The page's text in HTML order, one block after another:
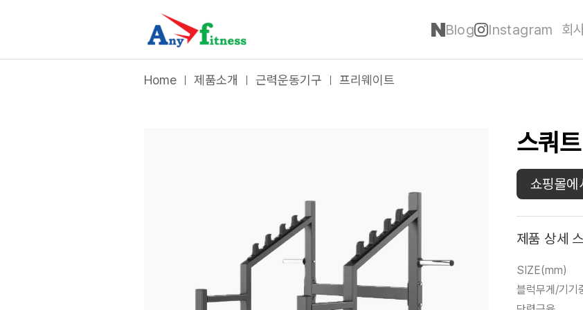
프리웨이트|스쿼트 랙- 애니휘트니스
Home 제품소개 근력운동기구 프리웨이트
스쿼
쇼핑몰에
제품 상세
SIZE(mm)
블럭무게/기기
Blog Instagram 회